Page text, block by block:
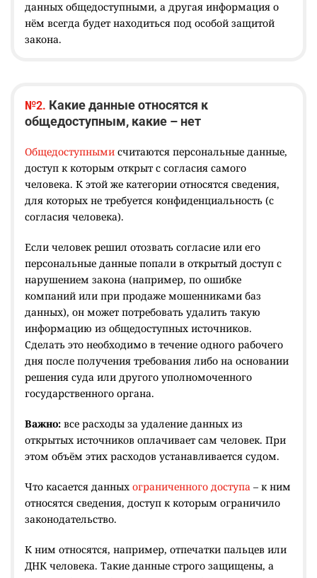
данных общедоступными, а другая информация о
нём всегда будет находиться под особой защитой
закона.
№2. Какие данные относятся к
общедоступным, какие – нет
Общедоступными считаются персональные данные,
доступ к которым открыт с согласия самого
человека. К этой же категории относятся сведения,
для которых не требуется конфиденциальность (с
согласия человека).
Если человек решил отозвать согласие или его
персональные данные попали в открытый доступ с
нарушением закона (например, по ошибке
компаний или при продаже мошенниками баз
данных), он может потребовать удалить такую
информацию из общедоступных источников.
Сделать это необходимо в течение одного рабочего
дня после получения требования либо на основании
решения суда или другого уполномоченного
государственного органа.
Важно: все расходы за удаление данных из
открытых источников оплачивает сам человек. При
этом объём этих расходов устанавливается судом.
Что касается данных ограниченного доступа – к ним
относятся сведения, доступ к которым ограничило
законодательство.
К ним относятся, например, отпечатки пальцев или
ДНК человека. Такие данные строго защищены, а